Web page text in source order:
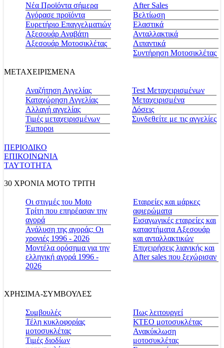
Νέα Προϊόντα σήμερα
Αγόρασε προϊόντα
Ευρετήριο Επαγγελματιών
Αξεσουάρ Αναβάτη
Αξεσουάρ Μοτοσικλέτας
Αfter Sales
Βελτίωση
Ελαστικά
Ανταλλακτικά
Λιπαντικά
Συντήρηση Μοτοσικλέτας
ΜΕΤΑΧΕΙΡΙΣΜΕΝΑ
Αναζήτηση Αγγελίας
Καταχώρηση Αγγελίας
Αλλαγή αγγελίας
Τιμές μεταχειρισμένων
Έμποροι
Test Μεταχειρισμένων
Μεταχειρισμένα
Δόσεις
Συνδεθείτε με τις αγγελίες
ΠΕΡΙΟΔΙΚΟ
ΕΠΙΚΟΙΝΩΝΙΑ
ΤΑΥΤΟΤΗΤΑ
30 ΧΡΟΝΙΑ MOTO ΤΡΙΤΗ
Οι στιγμές του Moto
Τρίτη που επηρέασαν την
αγορά
Ανάλυση της αγοράς: Οι
χρονιές 1996 - 2026
Μοντέλα ορόσημα για την
ελληνική αγορά 1996 -
2026
Εταιρείες και μάρκες
αφιερώματα
Εισαγωγικές εταιρείες και
καταστήματα Αξεσουάρ
και ανταλλακτικών
Επιχειρήσεις λιανικής και
After sales που ξεχώρισαν
ΧΡΗΣΙΜΑ-ΣΥΜΒΟΥΛΕΣ
Συμβουλές
Τέλη κυκλοφορίας
μοτοσυκλέτας
Τιμές διοδίων
Πως λειτουργεί
ΚΤΕΟ μοτοσυκλέτας
Ανακύκλωση
μοτοσυκλέτας